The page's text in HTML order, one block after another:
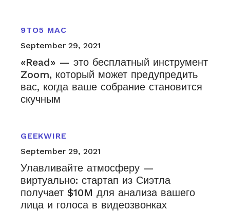
9TO5 MAC
September 29, 2021
«Read» — это бесплатный инструмент
Zoom, который может предупредить
вас, когда ваше собрание становится
скучным
GEEKWIRE
September 29, 2021
Улавливайте атмосферу —
виртуально: стартап из Сиэтла
получает $10M для анализа вашего
лица и голоса в видеозвонках